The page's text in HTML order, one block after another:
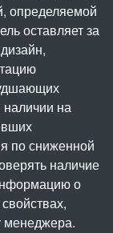
определяемой
оставляет за
наличии на
по сниженной
наличие
о
менеджера.